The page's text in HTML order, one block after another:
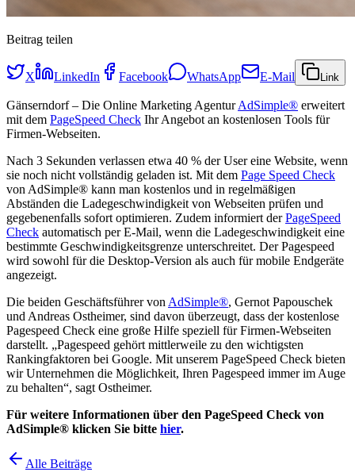
Beitrag teilen
X LinkedIn Facebook WhatsApp E-Mail Link
Gänserndorf – Die Online Marketing AgenturAdSimple® erweitert
mit dem PageSpeed Check Ihr Angebot an kostenlosen Tools für
Firmen-Webseiten.
Nach 3 Sekunden verlassen etwa 40 % der User eine Website, wenn
sie noch nicht vollständig geladen ist. Mit dem Page Speed Check
von AdSimple® kann man kostenlos und in regelmäßigen
Abständen die Ladegeschwindigkeit von Webseiten prüfen und
gegebenenfalls sofort optimieren. Zudem informiert derPageSpeed
Check automatisch per E-Mail, wenn die Ladegeschwindigkeit eine
bestimmte Geschwindigkeitsgrenze unterschreitet. Der Pagespeed
wird sowohl für die Desktop-Version als auch für mobile Endgeräte
angezeigt.
Die beiden Geschäftsführer von AdSimple®, Gernot Papouschek
und Andreas Ostheimer, sind davon überzeugt, dass der kostenlose
Pagespeed Check eine große Hilfe speziell für Firmen-Webseiten
darstellt. „Pagespeed gehört mittlerweile zu den wichtigsten
Rankingfaktoren bei Google. Mit unserem PageSpeed Check bieten
wir Unternehmen die Möglichkeit, Ihren Pagespeed immer im Auge
zu behalten“, sagt Ostheimer.
Für weitere Informationen über den PageSpeed Check von
AdSimple® klicken Sie bitte hier.
Alle Beiträge